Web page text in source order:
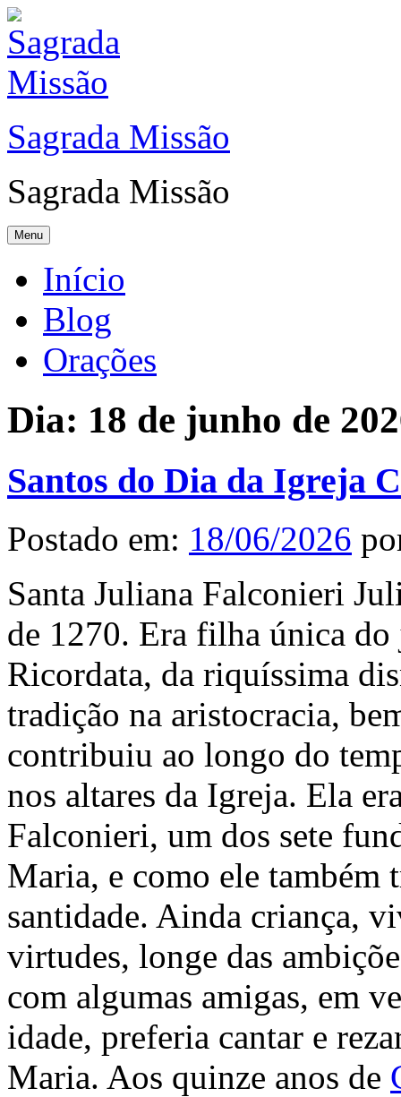
Sagrada Missão
Sagrada Missão
Menu
Início
Blog
Orações
Dia: 18 de junho de
Santos do Dia da Igreja
Postado em: 18/06/2026
Santa Juliana Falconieri
de 1270. Era filha única
Ricordata, da riquíssima
tradição na aristocracia,
contribuiu ao longo do
nos altares da Igreja. Ela
Falconieri, um dos sete
Maria, e como ele também
santidade. Ainda criança,
virtudes, longe das
com algumas amigas, em
idade, preferia cantar e
Maria. Aos quinze anos de